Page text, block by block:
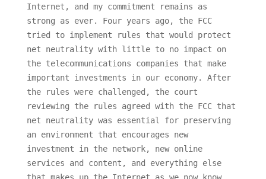
Internet, and my commitment remains as
strong as ever. Four years ago, the FCC
tried to implement rules that would protect
net neutrality with little to no impact on
the telecommunications companies that make
important investments in our economy. After
the rules were challenged, the court
reviewing the rules agreed with the FCC that
net neutrality was essential for preserving
an environment that encourages new
investment in the network, new online
services and content, and everything else